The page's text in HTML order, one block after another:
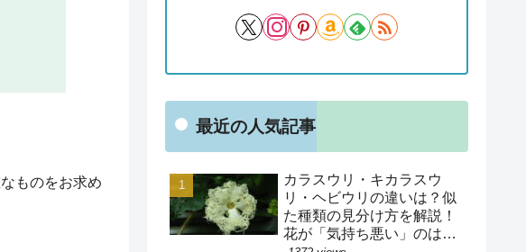
ものをお求め
最近の人気記事
カラスウリ・キカラスウ
リ・ヘビウリの違いは？似
た種類の見分け方を解説！
花が「気持ち悪い」のは進